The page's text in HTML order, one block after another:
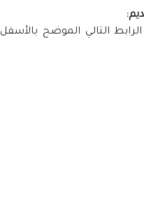
التالي الموضح